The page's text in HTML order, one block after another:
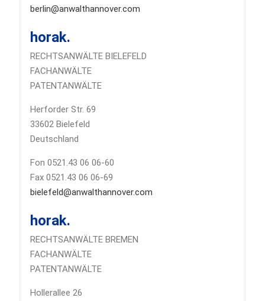
berlin@anwalthannover.com
horak.
RECHTSANWÄLTE BIELEFELD
FACHANWÄLTE
PATENTANWÄLTE
Herforder Str. 69
33602 Bielefeld
Deutschland
Fon 0521.43 06 06-60
Fax 0521.43 06 06-69
bielefeld@anwalthannover.com
horak.
RECHTSANWÄLTE BREMEN
FACHANWÄLTE
PATENTANWÄLTE
Hollerallee 26